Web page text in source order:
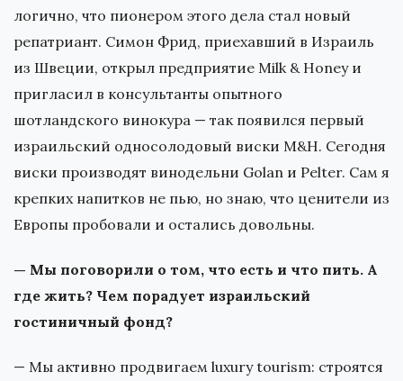
логично, что пионером этого дела стал новый
репатриант. Симон Фрид, приехавший в Израиль
из Швеции, открыл предприятие Milk & Honey и
пригласил в консультанты опытного
шотландского винокура — так появился первый
израильский односолодовый виски M&Н. Сегодня
виски производят винодельни Golan и Pelter. Сам я
крепких напитков не пью, но знаю, что ценители из
Европы пробовали и остались довольны.
— Мы поговорили о том, что есть и что пить. А
где жить? Чем порадует израильский
гостиничный фонд?
— Мы активно продвигаем luxury tourism: строятся